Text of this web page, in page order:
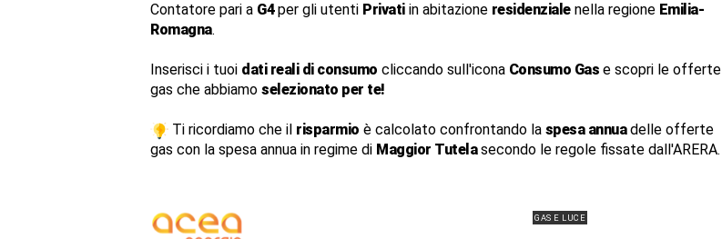
Contatore pari a G4per gli utenti Privatiin abitazione residenzialenella regione Emilia-
Romagna.
Inserisci i tuoi dati reali di consumo cliccando sull'icona Consumo Gas e scopri le offerte
gas che abbiamo selezionato per te!
Ti ricordiamo che il risparmio è calcolato confrontando la spesa annuadelle offerte
gas con la spesa annua in regime di Maggior Tutelasecondo le regole fissate dall'ARERA.
GAS E LUCE